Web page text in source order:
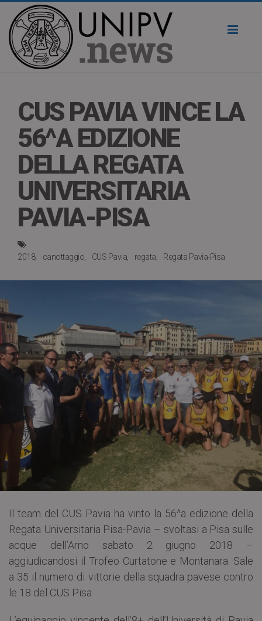
CUS PAVIA VINCE LA
56^A EDIZIONE
DELLA REGATA
UNIVERSITARIA
PAVIA-PISA
2018 canottaggio CUS Pavia regata Regata Pavia-Pisa
Il team del CUS Pavia ha vinto la 56^a edizione della
Regata Universitaria Pisa-Pavia – svoltasi a Pisa sulle
acque dell’Arno sabato 2 giugno 2018 –
aggiudicandosi il Trofeo Curtatone e Montanara. Sale
a 35 il numero di vittorie della squadra pavese contro
le 18 del CUS Pisa.